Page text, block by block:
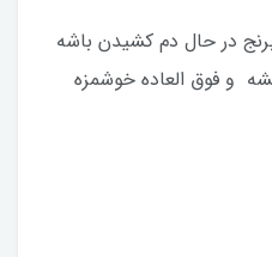
در حال دم کشیدن باشه
و فوق العاده خوشمزه